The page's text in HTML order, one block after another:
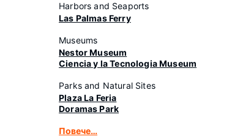
Harbors and Seaports
Las Palmas Ferry
Museums
Nestor Museum
Ciencia y la Tecnologia Museum
Parks and Natural Sites
Plaza La Feria
Doramas Park
Повече…